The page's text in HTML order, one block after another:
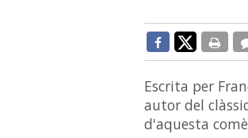
Escrita per
autor del
d'aquesta